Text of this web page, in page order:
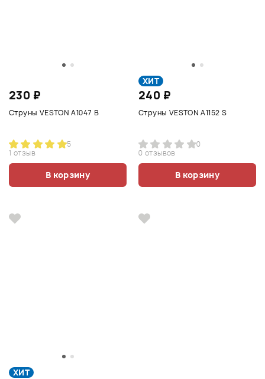
230 ₽
Струны VESTON A1047 B
5
1 отзыв
В корзину
ХИТ
240 ₽
Струны VESTON A1152 S
0
0 отзывов
В корзину
ХИТ